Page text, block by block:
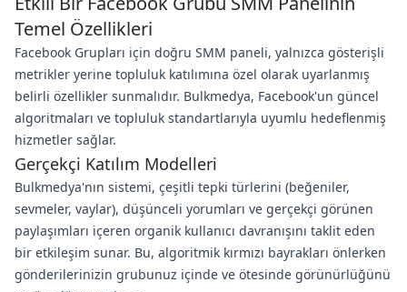
Temel Özellikleri
Facebook Grupları için doğru SMM paneli, yalnızca gösterişli
metrikler yerine topluluk katılımına özel olarak uyarlanmış
belirli özellikler sunmalıdır. Bulkmedya, Facebook'un güncel
algoritmaları ve topluluk standartlarıyla uyumlu hedeflenmiş
hizmetler sağlar.
Gerçekçi Katılım Modelleri
Bulkmedya'nın sistemi, çeşitli tepki türlerini (beğeniler,
sevmeler, vaylar), düşünceli yorumları ve gerçekçi görünen
paylaşımları içeren organik kullanıcı davranışını taklit eden
bir etkileşim sunar. Bu, algoritmik kırmızı bayrakları önlerken
gönderilerinizin grubunuz içinde ve ötesinde görünürlüğünü